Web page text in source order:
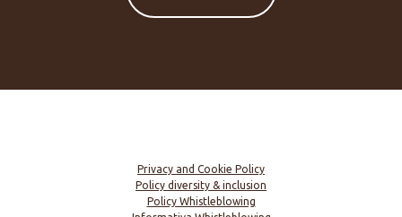
Privacy and Cookie Policy
Policy diversity & inclusion
Policy Whistleblowing